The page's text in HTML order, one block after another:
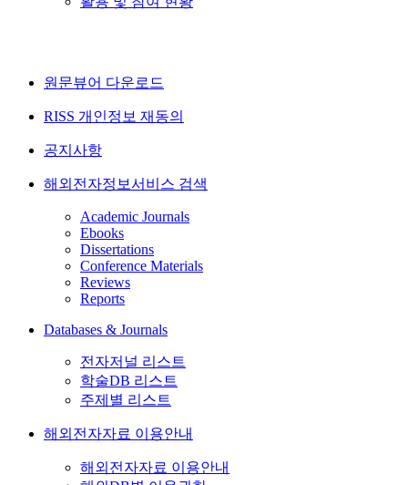
원문뷰어 다운로드
RISS 개인정보 재동의
공지사항
해외전자정보서비스 검색
Academic Journals
Ebooks
Dissertations
Conference Materials
Reviews
Reports
Databases & Journals
전자저널 리스트
학술DB 리스트
주제별 리스트
해외전자자료 이용안내
해외전자자료 이용안내